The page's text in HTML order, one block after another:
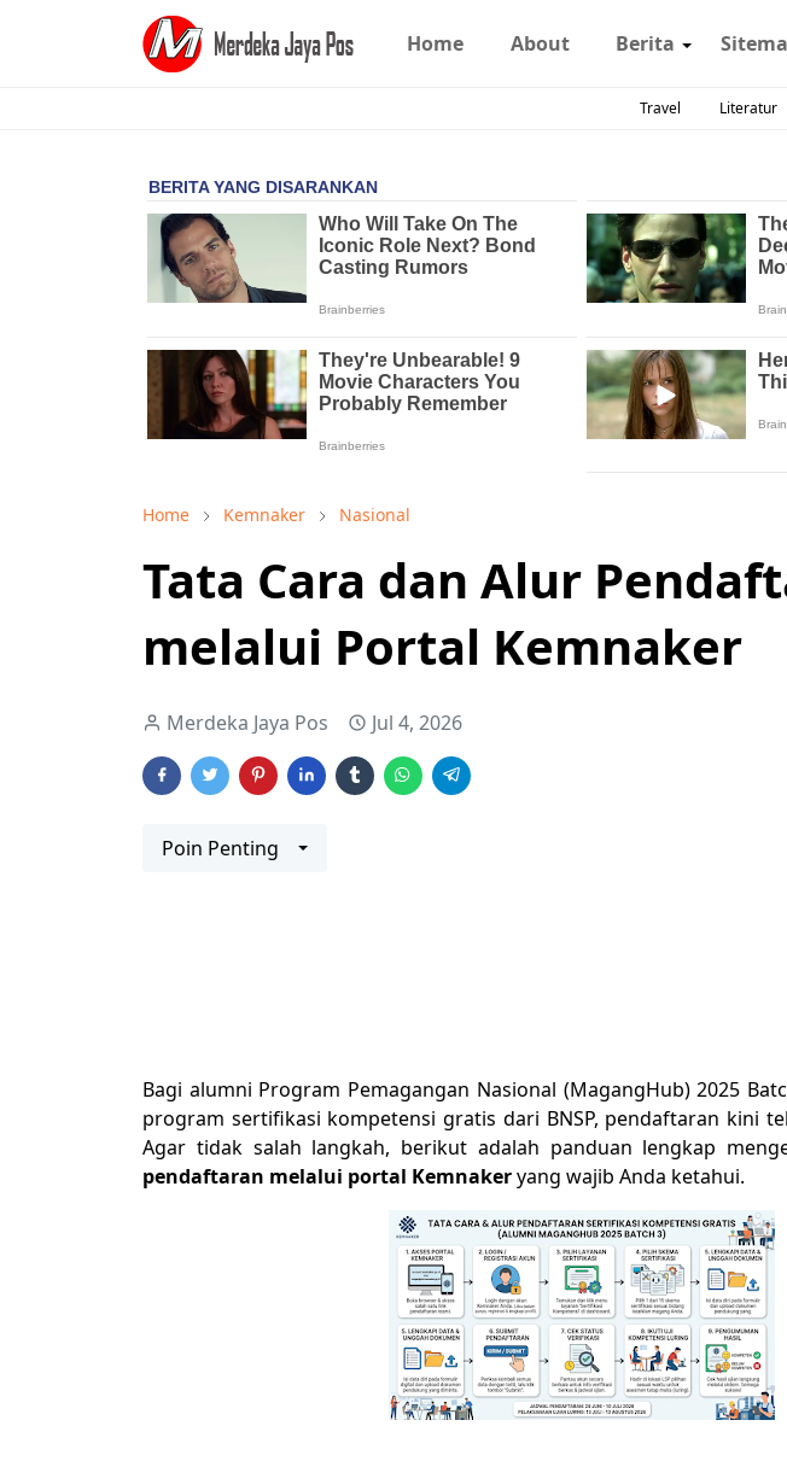
Home About Berita
Travel Literatur
Home Kemnaker Nasional
Tata Cara dan Alur
melalui Portal Kemnaker
Merdeka Jaya Pos Jul 4, 2026
Poin Penting
Bagi alumni Program Pemagangan Nasional (MagangHub) 2025
program sertifikasi kompetensi gratis dari BNSP, pendaftaran kini
Agar tidak salah langkah, berikut adalah panduan lengkap
pendaftaran melalui portal Kemnakeryang wajib Anda ketahui.